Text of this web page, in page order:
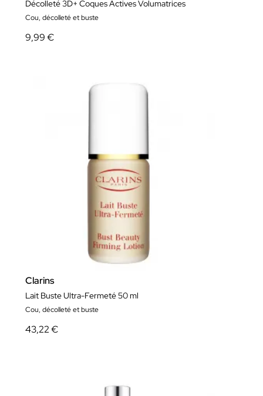
Décolleté 3D+ Coques Actives Volumatrices
Cou, décolleté et buste
9,99 €
Clarins
Lait Buste Ultra-Fermeté 50 ml
Cou, décolleté et buste
43,22 €